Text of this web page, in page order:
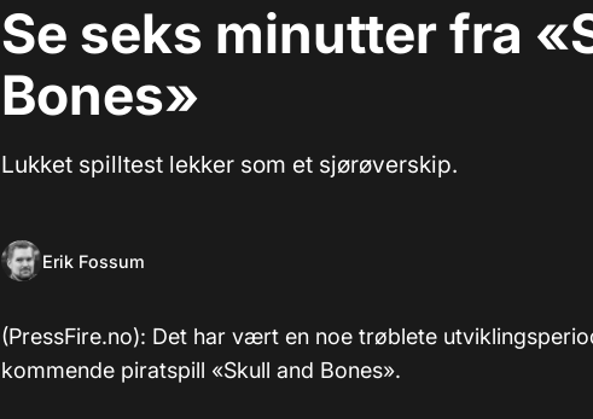
Se seks minutter fra
Bones»
Lukket spilltest lekker som et sjørøverskip.
Erik Fossum
(PressFire.no): Det har vært en noe trøblete
kommende piratspill «Skull and Bones».